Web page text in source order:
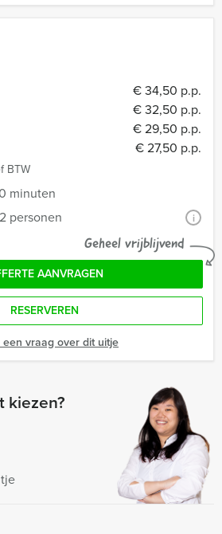
€ 34,50 p.p.
€ 32,50 p.p.
€ 29,50 p.p.
€ 27,50 p.p.
BTW
minuten
personen i
Geheel vrijblijvend
AANVRAGEN
RESERVEREN
een vraag over dit uitje
kiezen?